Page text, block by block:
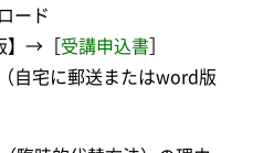
ード
】→［ 受講申込書
自宅に郵送またはword版